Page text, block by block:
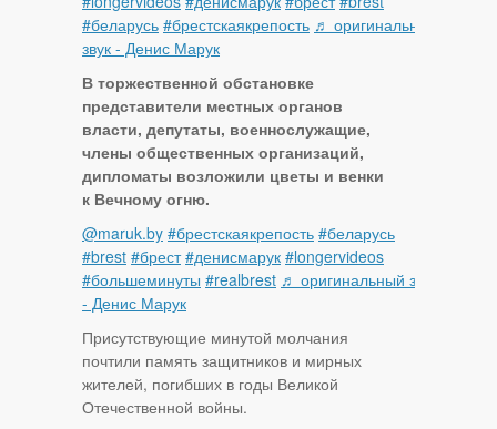
#беларусь #брестскаякрепость ♬ оригинальный
звук - Денис Марук
В торжественной обстановке
представители местных органов
власти, депутаты, военнослужащие,
члены общественных организаций,
дипломаты возложили цветы и венки
к Вечному огню.
@maruk.by #брестскаякрепость #беларусь
#brest #брест #денисмарук #longervideos
#большеминуты #realbrest ♬ оригинальный звук
- Денис Марук
Присутствующие минутой молчания
почтили память защитников и мирных
жителей, погибших в годы Великой
Отечественной войны.